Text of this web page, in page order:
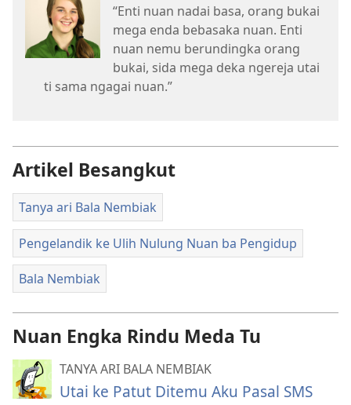
“Enti nuan nadai basa, orang bukai
mega enda bebasaka nuan. Enti
nuan nemu berundingka orang
bukai, sida mega deka ngereja utai
ti sama ngagai nuan.”
Artikel Besangkut
Tanya ari Bala Nembiak
Pengelandik ke Ulih Nulung Nuan ba Pengidup
Bala Nembiak
Nuan Engka Rindu Meda Tu
TANYA ARI BALA NEMBIAK
Utai ke Patut Ditemu Aku Pasal SMS